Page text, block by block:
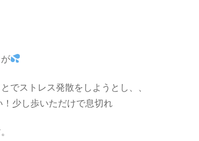
でストレス発散をしようとし、、
！少し歩いただけで息切れ